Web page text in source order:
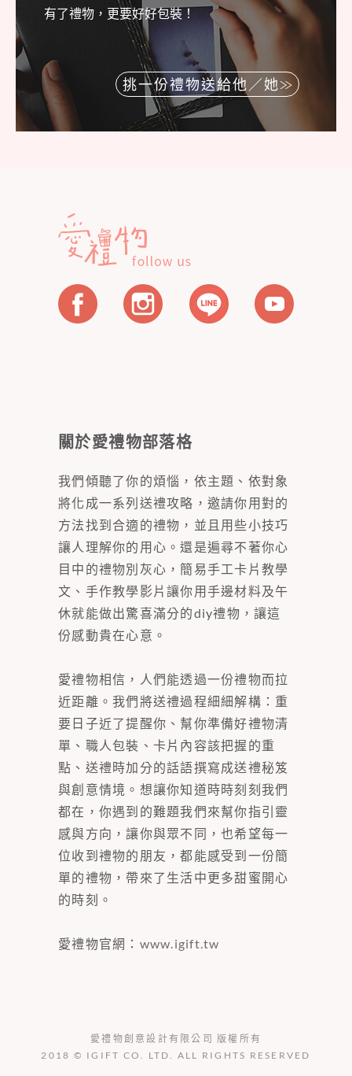
有了禮物，更要好好包裝！
挑一份禮物送給他／她
關於愛禮物部落格
我們傾聽了你的煩惱，依主題、依對象
將化成一系列送禮攻略，邀請你用對的
方法找到合適的禮物，並且用些小技巧
讓人理解你的用心。還是遍尋不著你心
目中的禮物別灰心，簡易手工卡片教學
文、手作教學影片讓你用手邊材料及午
休就能做出驚喜滿分的diy禮物，讓這
份感動貴在心意。
愛禮物相信，人們能透過一份禮物而拉
近距離。我們將送禮過程細細解構：重
要日子近了提醒你、幫你準備好禮物清
單、職人包裝、卡片內容該把握的重
點、送禮時加分的話語撰寫成送禮秘笈
與創意情境。想讓你知道時時刻刻我們
都在，你遇到的難題我們來幫你指引靈
感與方向，讓你與眾不同，也希望每一
位收到禮物的朋友，都能感受到一份簡
單的禮物，帶來了生活中更多甜蜜開心
的時刻。
愛禮物官網： www.igift.tw
愛禮物創意設計有限公司 版權所有
2018 © IGIFT CO. LTD. ALL RIGHTS RESERVED